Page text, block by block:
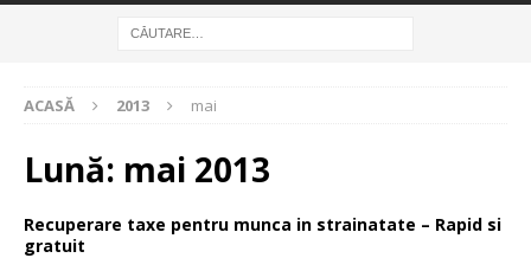
ACASĂ 2013 mai
Lună: mai 2013
Recuperare taxe pentru munca in strainatate – Rapid si
gratuit